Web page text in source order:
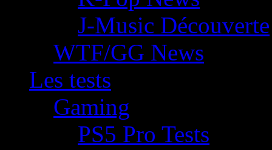
J-Music Découverte
WTF/GG News
Les tests
Gaming
PS5 Pro Tests